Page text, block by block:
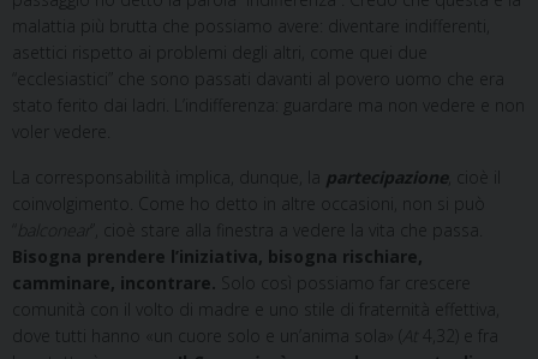
malattia più brutta che possiamo avere: diventare indifferenti,
asettici rispetto ai problemi degli altri, come quei due
“ecclesiastici” che sono passati davanti al povero uomo che era
stato ferito dai ladri. L’indifferenza: guardare ma non vedere e non
voler vedere.
La corresponsabilità implica, dunque, la partecipazione, cioè il
coinvolgimento. Come ho detto in altre occasioni, non si può
stare alla finestra a vedere la vita che passa.
Bisogna prendere l’iniziativa, bisogna rischiare,
camminare, incontrare. Solo così possiamo far crescere
comunità con il volto di madre e uno stile di fraternità effettiva,
dove tutti hanno «un cuore solo e un’anima sola» (
4,32) e fra